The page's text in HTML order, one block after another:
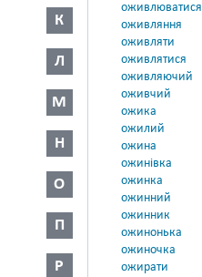
К
Л
М
Н
О
П
Р
оживлюватися
оживляння
оживляти
оживлятися
оживляючий
оживчий
ожика
ожилий
ожина
ожинівка
ожинка
ожинний
ожинник
ожинонька
ожиночка
ожирати